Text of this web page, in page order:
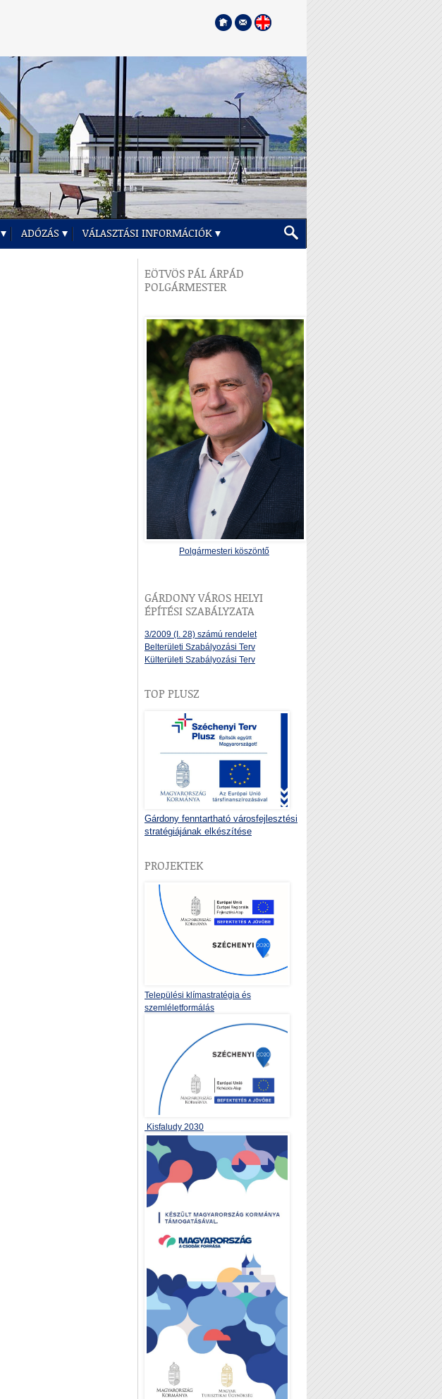
ADÓZÁS VÁLASZTÁSI INFORMÁCIÓK
EÖTVÖS PÁL ÁRPÁD
POLGÁRMESTER
Polgármesteri köszöntő
GÁRDONY VÁROS HELYI
ÉPÍTÉSI SZABÁLYZATA
3/2009 (I. 28) számú rendelet
Belterületi Szabályozási Terv
Külterületi Szabályozási Terv
TOP PLUSZ
Gárdony fenntartható városfejlesztési
stratégiájának elkészítése
PROJEKTEK
Települési klímastratégia és
szemléletformálás
Kisfaludy 2030